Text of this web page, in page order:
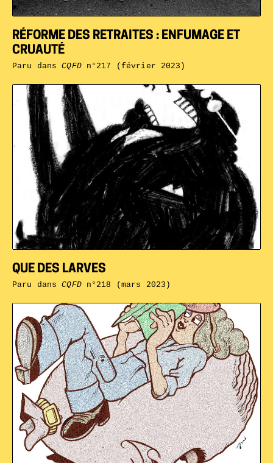
QUE DES LARVES
Paru dansCQFDn°218 (mars 2023)
RÉFORME DES RETRAITES : ENFUMAGE ET
CRUAUTÉ
Paru dansCQFDn°217 (février 2023)